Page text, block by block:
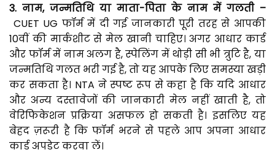
3. नाम, जन्मतिथि या माता-पिता के नाम में गलती –
CUET UG फॉर्म में दी गई जानकारी पूरी तरह से आपकी
10वीं की मार्कशीट से मेल खानी चाहिए। अगर आधार कार्ड
और फॉर्म में नाम अलग है, स्पेलिंग में थोड़ी सी भी त्रुटि है, या
जन्मतिथि गलत भरी गई है, तो यह आपके लिए समस्या खड़ी
कर सकता है। NTA ने स्पष्ट रूप से कहा है कि यदि आधार
और अन्य दस्तावेजों की जानकारी मेल नहीं खाती है, तो
वेरिफिकेशन प्रक्रिया असफल हो सकती है। इसलिए यह
बेहद ज़रूरी है कि फॉर्म भरने से पहले आप अपना आधार
कार्ड अपडेट करवा लें।